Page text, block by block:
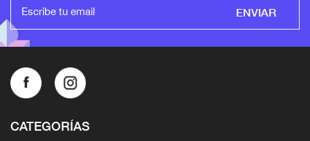
ENVIAR
CATEGORÍAS